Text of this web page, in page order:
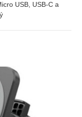
USB, USB-C a